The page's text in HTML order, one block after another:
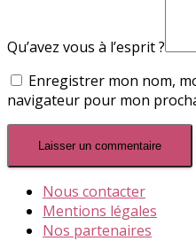
Qu’avez vous à l’esprit ?
Enregistrer mon nom,
navigateur pour mon
Nous contacter
Mentions légales
Nos partenaires